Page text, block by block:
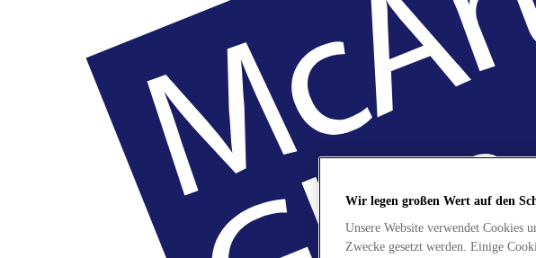
Wir legen großen Wert auf den
Unsere Website verwendet Cookies
Zwecke gesetzt werden. Einige